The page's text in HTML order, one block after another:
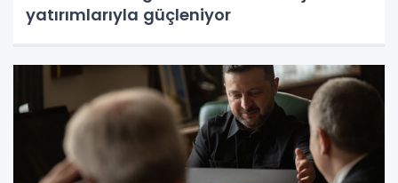
yatırımlarıyla güçleniyor